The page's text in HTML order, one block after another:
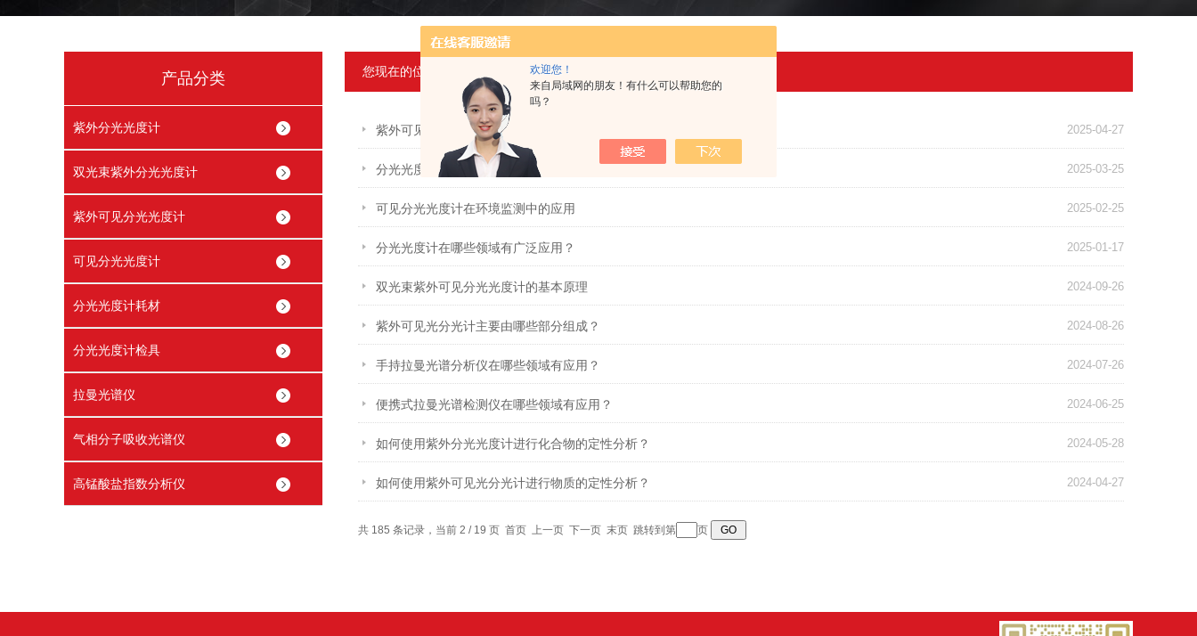
欢迎您！
来自局域网的朋友！有什么可以帮助您的
吗？
产品分类
紫外分光光度计
双光束紫外分光光度计
紫外可见分光光度计
可见分光光度计
分光光度计耗材
分光光度计检具
拉曼光谱仪
气相分子吸收光谱仪
高锰酸盐指数分析仪
您现在的位置： 新闻中心
紫外可见光分光度计在化学分析中的作用 2025-04-27
分光光度仪在化学领域中的定量分析技术 2025-03-25
可见分光光度计在环境监测中的应用 2025-02-25
分光光度计在哪些领域有广泛应用？ 2025-01-17
双光束紫外可见分光光度计的基本原理 2024-09-26
紫外可见光分光计主要由哪些部分组成？ 2024-08-26
手持拉曼光谱分析仪在哪些领域有应用？ 2024-07-26
便携式拉曼光谱检测仪在哪些领域有应用？ 2024-06-25
如何使用紫外分光光度计进行化合物的定性分析？ 2024-05-28
如何使用紫外可见光分光计进行物质的定性分析？ 2024-04-27
共 185 条记录，当前 2 / 19 页 首页 上一页 下一页 末页 跳转到第 页